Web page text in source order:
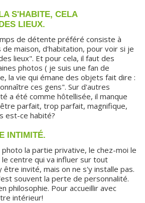
S'HABITE, CELA
LIEUX.
maison, d'habitation, pour voir si je
lieux". Et pour cela, il faut des
photos ( je suis une fan de
la vie qui émane des objets fait dire :
ces gens". Sur d'autres
a été comme hôtellisée, il manque
être parfait, trop parfait, magnifique,
est-ce habité?
INTIMITÉ.
centre qui va influer sur tout
être invité, mais on ne s'y installe pas.
souvent la perte de personnalité.
philosophie. Pour accueillir avec
intérieur!